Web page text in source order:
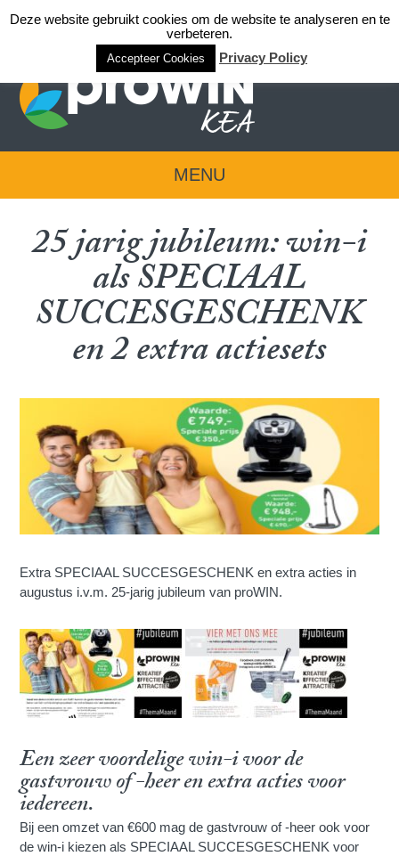
Login team KEA
MENU
25 jarig jubileum: win-i
als SPECIAAL
SUCCESGESCHENK
en 2 extra actiesets
Extra SPECIAAL SUCCESGESCHENK en extra acties in
augustus i.v.m. 25-jarig jubileum van proWIN.
Een zeer voordelige win-i voor de
gastvrouw of -heer en extra acties voor
iedereen.
Bij een omzet van €600 mag de gastvrouw of -heer ook voor
de win-i kiezen als SPECIAAL SUCCESGESCHENK voor
Deze website gebruikt cookies om de website te analyseren en te
verbeteren.
Accepteer Cookies Privacy Policy